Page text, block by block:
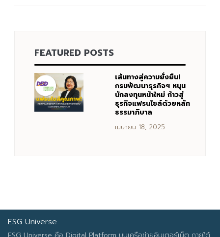
Search
FEATURED POSTS
เส้นทางสู่ความยั่งยืน!
กรมพัฒนาธุรกิจฯ หนุน
นักลงทุนหน้าใหม่ ก้าวสู่
ธุรกิจแฟรนไชส์ด้วยหลัก
ธรรมาภิบาล
เมษายน 18, 2025
ESG Universe